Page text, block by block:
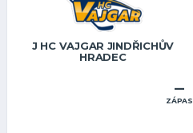
J HC VAJGAR JINDŘICHŮV
HRADEC
–
ZÁPAS